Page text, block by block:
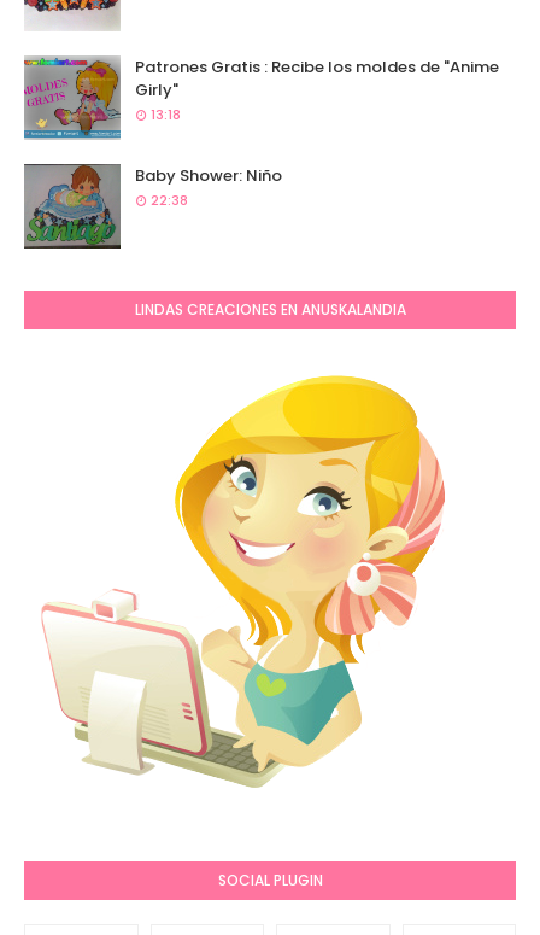
Patrones Gratis : Recibe los moldes de "Anime
Girly"
13:18
Baby Shower: Niño
22:38
LINDAS CREACIONES EN ANUSKALANDIA
SOCIAL PLUGIN